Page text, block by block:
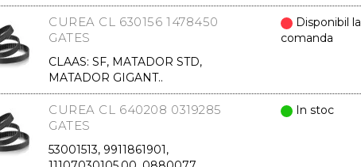
CUREA CL 630156 1478450
GATES
CLAAS: SF, MATADOR STD,
MATADOR GIGANT..
Disponibil la
comanda
CUREA CL 640208 0319285
GATES
53001513, 9911861901,
In stoc